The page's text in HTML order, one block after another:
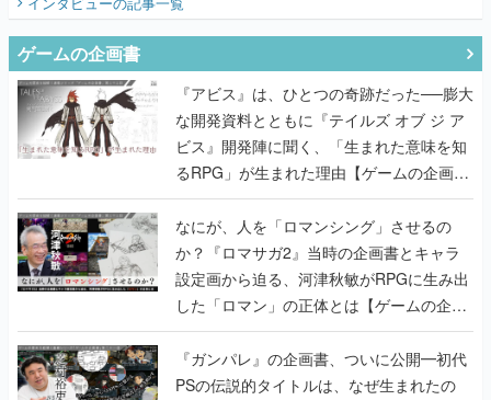
『アビス』は、ひとつの奇跡だった──膨大
な開発資料とともに『テイルズ オブ ジ ア
るRPG」が生まれた理由【ゲームの企画
書】
なにが、人を「ロマンシング」させるの
か？『ロマサガ2』当時の企画書とキャラ
設定画から迫る、河津秋敏がRPGに生み出
した「ロマン」の正体とは【ゲームの企画
書】
『ガンパレ』の企画書、ついに公開━初代
PSの伝説的タイトルは、なぜ生まれたの
か？そして『LOOP8』へ受け継がれたもの
【ゲームの企画書】